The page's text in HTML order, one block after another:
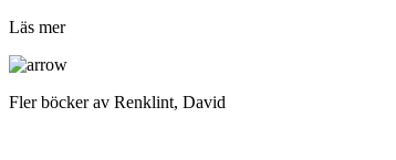
Läs mer
Fler böcker av Renklint, David